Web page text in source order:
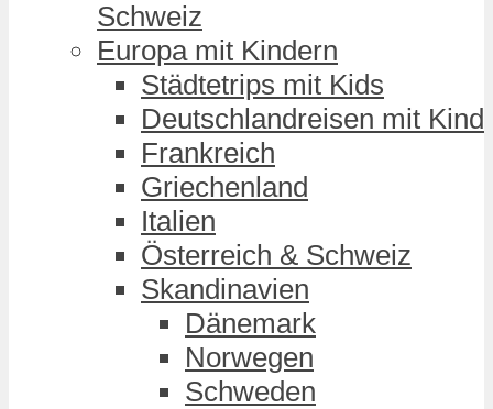
Schweiz
Europa mit Kindern
Städtetrips mit Kids
Deutschlandreisen mit Kind
Frankreich
Griechenland
Italien
Österreich & Schweiz
Skandinavien
Dänemark
Norwegen
Schweden